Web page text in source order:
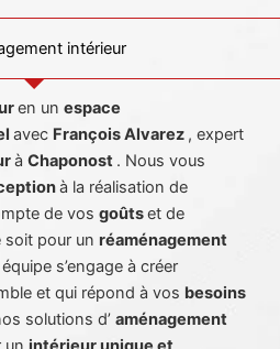
intérieur
en un espace
avec François Alvarez , expert
à Chaponost . Nous vous
à la réalisation de
de vos goûtset de
soit pour un réaménagement
s’engage à créer
et qui répond à vos besoins
solutions d’ aménagement